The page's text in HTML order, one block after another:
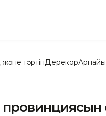
тәртіпДерекқор
провинциясын